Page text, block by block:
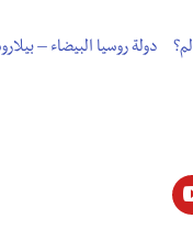
دولة روسيا البيضاء –